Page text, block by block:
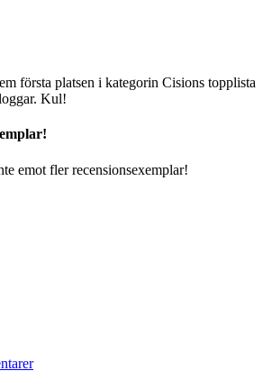
första platsen i kategorin Cisions topplista
Kul!
emot fler recensionsexemplar!